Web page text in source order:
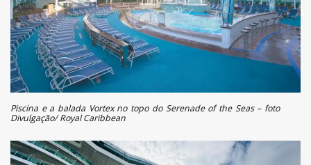
Piscina e a balada Vortex no topo do Serenade of the Seas – foto
Divulgação/ Royal Caribbean